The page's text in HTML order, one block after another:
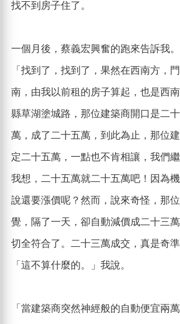
找不到房子住了。
一個月後，蔡義宏興奮的跑來告訴我。
「找到了，找到了，果然在西南方，
南，由我以前租的房子算起，也是西
縣草湖塗城路，那位建築商開口是二
萬，成了二十五萬，到此為止，那位
定二十五萬，一點也不肯相讓，我們
我想，二十五萬就二十五萬吧！因為
說還要漲價呢？然而，說來奇怪，那
覺，隔了一天，卻自動減價成二十三
切全符合了。二十三萬成交，真是奇準
「這不算什麼的。」我說。
「當建築商突然神經般的自動便宜兩